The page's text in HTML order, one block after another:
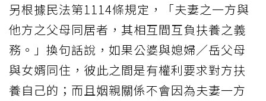
另根據民法第1114條規定，「夫妻之一方與
他方之父母同居者，其相互間互負扶養之義
務。」換句話說，如果公婆與媳婦／岳父母
與女婿同住，彼此之間是有權利要求對方扶
養自己的；而且姻親關係不會因為夫妻一方